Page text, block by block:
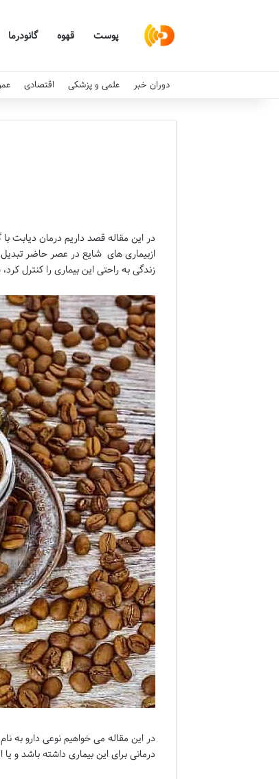
پوست قهوه گانودرما
دوران خبر علمی و پزشکی اقتصادی
در این مقاله قصد داریم درمان دیابت
ازبیماری های شایع در عصر حاضر
زندگی به راحتی این بیماری را کنترل
در این مقاله می خواهیم نوعی دارو به
درمانی برای این بیماری داشته باشد و